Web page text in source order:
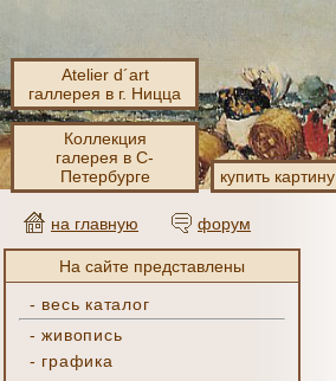
Atelier d´art
галлерея в г. Ницца
Коллекция
галерея в С-
Петербурге
купить картину
на главную форум
На сайте представлены
- весь каталог
-живопись
- графика